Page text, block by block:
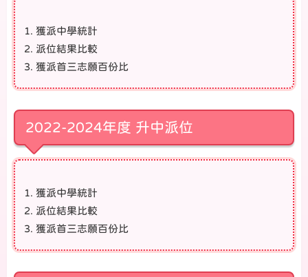
獲派中學統計
派位結果比較
獲派首三志願百份比
2022-2024年度 升中派位
獲派中學統計
派位結果比較
獲派首三志願百份比